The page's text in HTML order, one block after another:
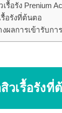
รื้อรัง Prenium
อรังที่ต้นตอ
งผลการเข้ารับก
วเรื้อรังที่